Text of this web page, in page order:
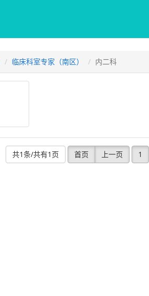
临床科室专家（南区） 内二科
共1条/共有1页 首页 上一页 1